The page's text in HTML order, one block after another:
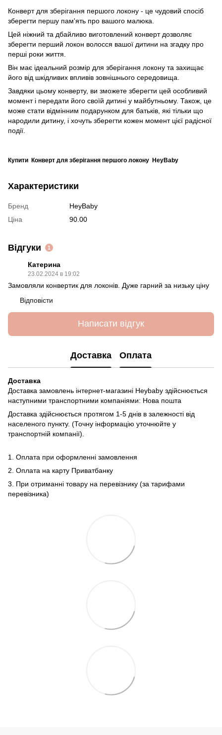
Конверт для зберігання першого локону - це чудовий спосіб
зберегти першу пам'ять про вашого малюка.
Цей ніжний та дбайливо виготовлений конверт дозволяє
зберегти перший локон волосся вашої дитини на згадку про
перші роки життя.
Він має ідеальний розмір для зберігання локону та захищає
його від шкідливих впливів зовнішнього середовища.
Завдяки цьому конверту, ви зможете зберегти цей особливий
момент і передати його своїй дитині у майбутньому. Також, це
може стати відмінним подарунком для батьків, які тільки що
народили дитину, і хочуть зберегти кожен момент цієї радісної
події.
Купити Конверт для зберігання першого локону HeyBaby
Характеристики
Бренд
HeyBaby
Ціна
90.00
Відгуки 1
Катерина
23.02.2024 в 19:02
Замовляли конвертик для локонів. Дуже гарний за низьку ціну
Відповісти
Написати відгук
Доставка Оплата
Доставка
Доставка замовлень інтернет-магазині Heybaby здійснюється
наступними транспортними компаніями: Нова пошта
Доставка здійснюється протягом 1-5 днів в залежності від
населеного пункту. (Точну інформацію уточнюйте у
транспортній компанії).
1. Оплата при оформленні замовлення
2. Оплата на карту Приватбанку
3. При отриманні товару на перевізнику (за тарифами
перевізника)